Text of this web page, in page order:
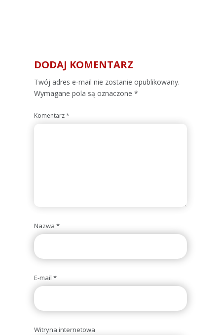
DODAJ KOMENTARZ
Twój adres e-mail nie zostanie opublikowany.
Wymagane pola są oznaczone *
Komentarz*
Nazwa *
E-mail *
Witryna internetowa